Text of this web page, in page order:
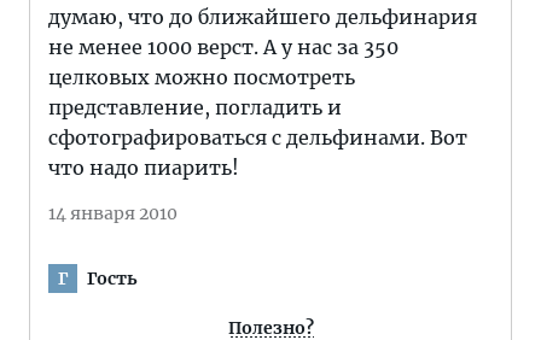
думаю, что до ближайшего дельфинария
не менее 1000 верст. А у нас за 350
целковых можно посмотреть
представление, погладить и
сфотографироваться с дельфинами. Вот
что надо пиарить!
14 января 2010
Г Гость
Полезно?